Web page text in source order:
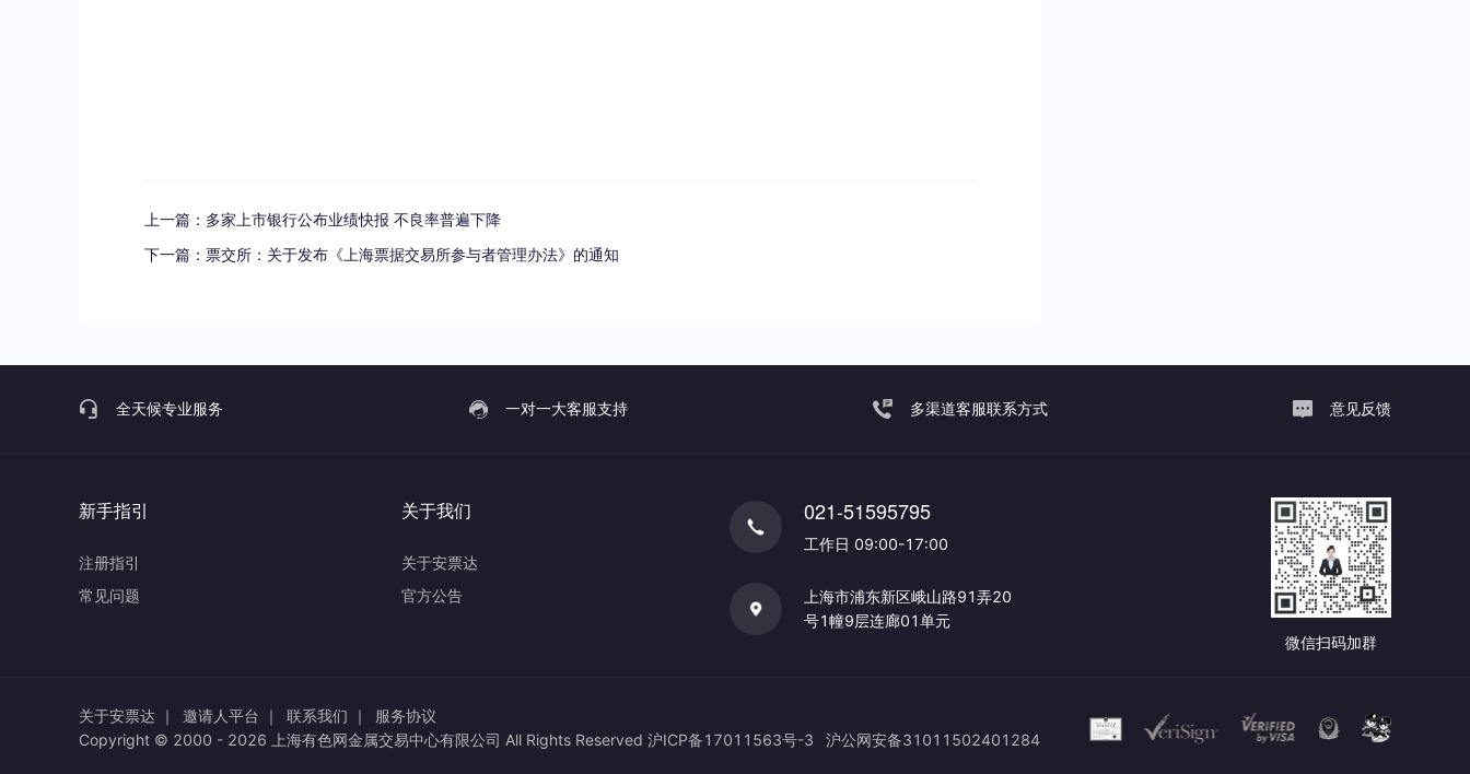
上一篇： 多家上市银行公布业绩快报 不良率普遍下降
下一篇： 票交所：关于发布《上海票据交易所参与者管理办法》的通知
全天候专业服务 一对一大客服支持 多渠道客服联系方式 意见反馈
新手指引
注册指引
常见问题
关于我们
关于安票达
官方公告
021-51595795
工作日 09:00-17:00
上海市浦东新区峨山路91弄20
号1幢9层连廊01单元
微信扫码加群
关于安票达 ｜ 邀请人平台 ｜ 联系我们 ｜
服务协议
Copyright © 2000 - 2026 上海有色网金属交易中心有限公司 All Rights Reserved 沪ICP备17011563号-3 沪公网安备31011502401284